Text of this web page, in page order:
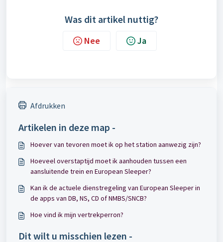
Was dit artikel nuttig?
Nee Ja
Afdrukken
Artikelen in deze map -
Hoever van tevoren moet ik op het station aanwezig zijn?
Hoeveel overstaptijd moet ik aanhouden tussen een
aansluitende trein en European Sleeper?
Kan ik de actuele dienstregeling van European Sleeper in
de apps van DB, NS, CD of NMBS/SNCB?
Hoe vind ik mijn vertrekperron?
Dit wilt u misschien lezen -